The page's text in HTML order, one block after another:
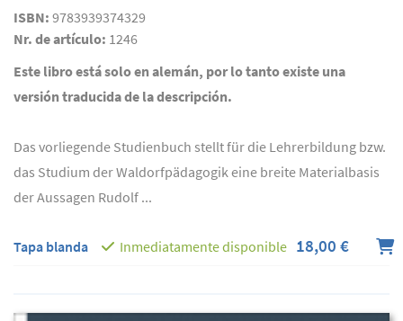
ISBN: 9783939374329
Nr. de artículo: 1246
Este libro está solo en alemán, por lo tanto existe una
versión traducida de la descripción.
Das vorliegende Studienbuch stellt für die Lehrerbildung bzw.
das Studium der Waldorfpädagogik eine breite Materialbasis
der Aussagen Rudolf ...
Tapa blanda Inmediatamente disponible 18,00 €